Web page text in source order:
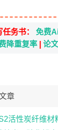
任务书：免费
降重复率 |论
章
炭纤维材料对水中